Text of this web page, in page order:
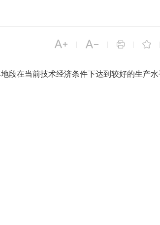
   
在当前技术经济条件下达到较好的生产水